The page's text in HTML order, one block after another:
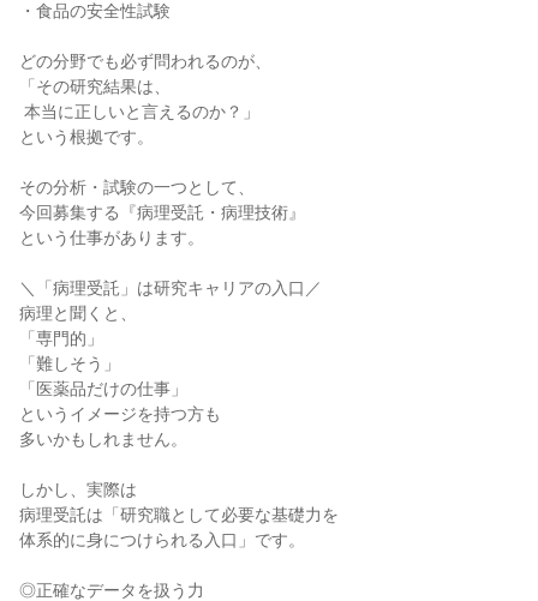
・食品の安全性試験
どの分野でも必ず問われるのが、
「その研究結果は、
という根拠です。
その分析・試験の一つとして、
今回募集する『病理受託・病理技術』
という仕事があります。
＼「病理受託」は研究キャリアの入口／
病理と聞くと、
「専門的」
「難しそう」
「医薬品だけの仕事」
というイメージを持つ方も
多いかもしれません。
しかし、実際は
病理受託は「研究職として必要な基礎力を
体系的に身につけられる入口」です。
◎正確なデータを扱う力